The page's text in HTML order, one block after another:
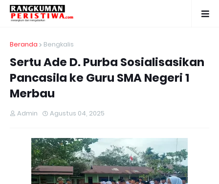
Beranda Bengkalis
Sertu Ade D. Purba Sosialisasikan
Pancasila ke Guru SMA Negeri 1
Merbau
Admin Agustus 04, 2025